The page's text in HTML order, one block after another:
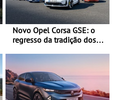
Novo Opel Corsa GSE: o
regresso da tradição dos
potente, rápido: 207 kW
(281 cv), 345 Nm, 0 aos
100 km/h em 5,5 segundos